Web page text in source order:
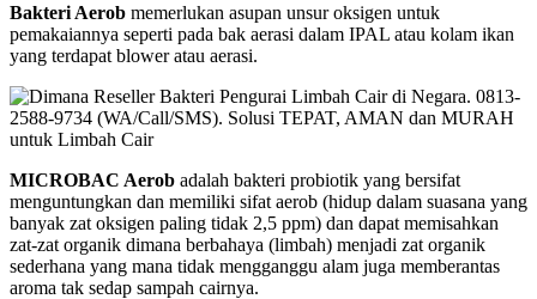
Bakteri Aerob memerlukan asupan unsur oksigen untuk
pemakaiannya seperti pada bak aerasi dalam IPAL atau kolam ikan
yang terdapat blower atau aerasi.
MICROBAC Aerob adalah bakteri probiotik yang bersifat
menguntungkan dan memiliki sifat aerob (hidup dalam suasana yang
banyak zat oksigen paling tidak 2,5 ppm) dan dapat memisahkan
zat-zat organik dimana berbahaya (limbah) menjadi zat organik
sederhana yang mana tidak mengganggu alam juga memberantas
aroma tak sedap sampah cairnya.